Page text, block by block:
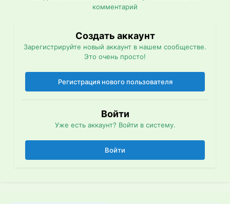
комментарий
Создать аккаунт
Зарегистрируйте новый аккаунт в нашем сообществе.
Это очень просто!
Регистрация нового пользователя
Войти
Уже есть аккаунт? Войти в систему.
Войти